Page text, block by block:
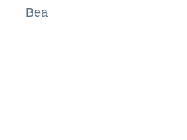
Bea